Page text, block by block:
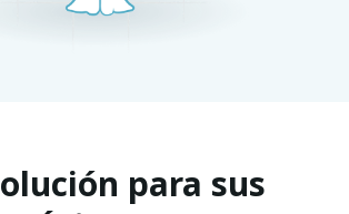
para sus